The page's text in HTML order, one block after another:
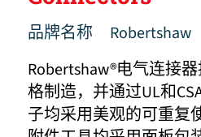
品牌名称
Robertshaw
Robertshaw®电气连接
格制造，并通过UL和
子均采用美观的可重复